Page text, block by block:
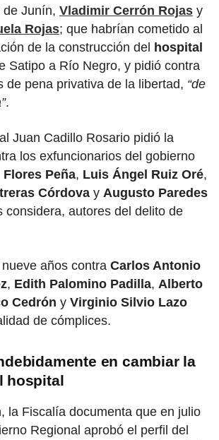
de Junín, Vladimir Cerrón Rojas y
Rojas; que habrían cometido al
de la construcción del hospital
Satipo a Río Negro, y pidió contra
de pena privativa de la libertad, “de
.
Juan Cadillo Rosario pidió la
los exfuncionarios del gobierno
Peña, Luis Ángel Ruiz Oré,
Córdova y Augusto Paredes
considera, autores del delito de
años contra Carlos Antonio
, Edith Palomino Padilla, Alberto
Cedrón y Virginio Silvio Lazo
de cómplices.
en cambiar la
hospital
la Fiscalía documenta que en julio
Regional aprobó el perfil del